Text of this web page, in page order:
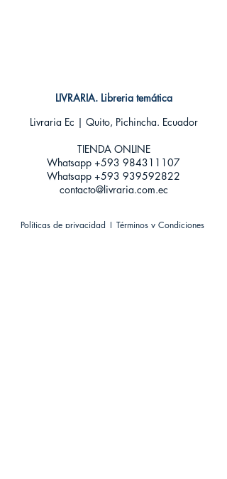
LIVRARIA. Libreria temática
Livraria Ec | Quito, Pichincha. Ecuador
TIENDA ONLINE​
Whatsapp +593 984311107
Whatsapp +593 939592822
contacto@livraria.com.ec
Políticas de privacidad | Términos y Condiciones